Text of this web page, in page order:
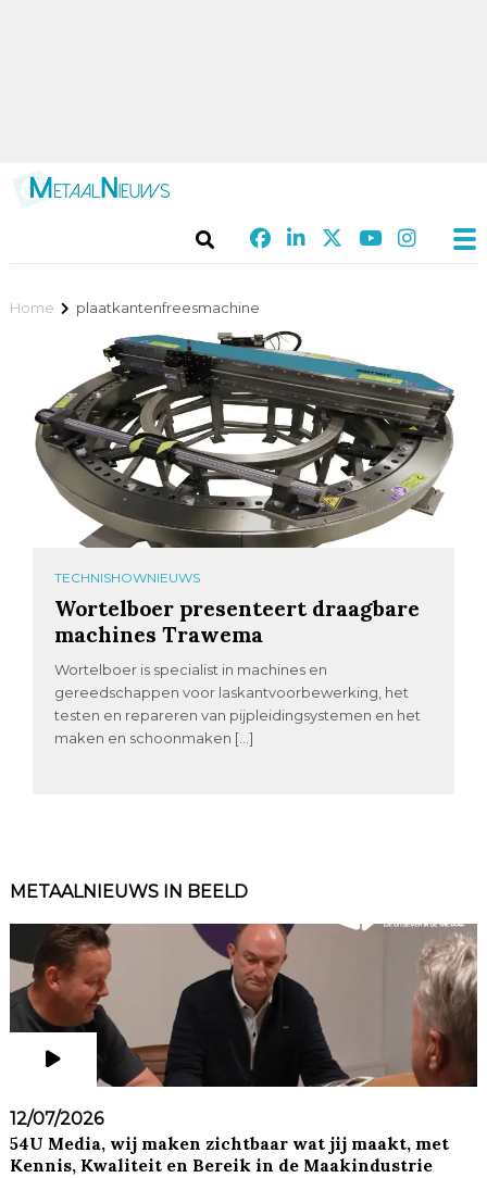
Home plaatkantenfreesmachine
TECHNISHOWNIEUWS
Wortelboer presenteert draagbare
machines Trawema
Wortelboer is specialist in machines en
gereedschappen voor laskantvoorbewerking, het
testen en repareren van pijpleidingsystemen en het
maken en schoonmaken […]
METAALNIEUWS IN BEELD
12/07/2026
54U Media, wij maken zichtbaar wat jij maakt, met
Kennis, Kwaliteit en Bereik in de Maakindustrie